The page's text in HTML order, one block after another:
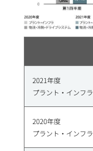
2021年度
プラント・インフラ
2020年度
プラント・インフラ